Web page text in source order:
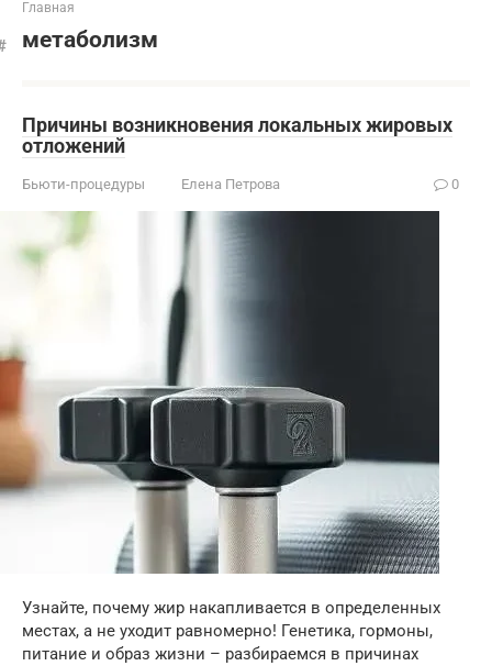
Главная
метаболизм
Причины возникновения локальных жировых
отложений
Бьюти-процедуры Елена Петрова 0
Узнайте, почему жир накапливается в определенных
местах, а не уходит равномерно! Генетика, гормоны,
питание и образ жизни – разбираемся в причинах